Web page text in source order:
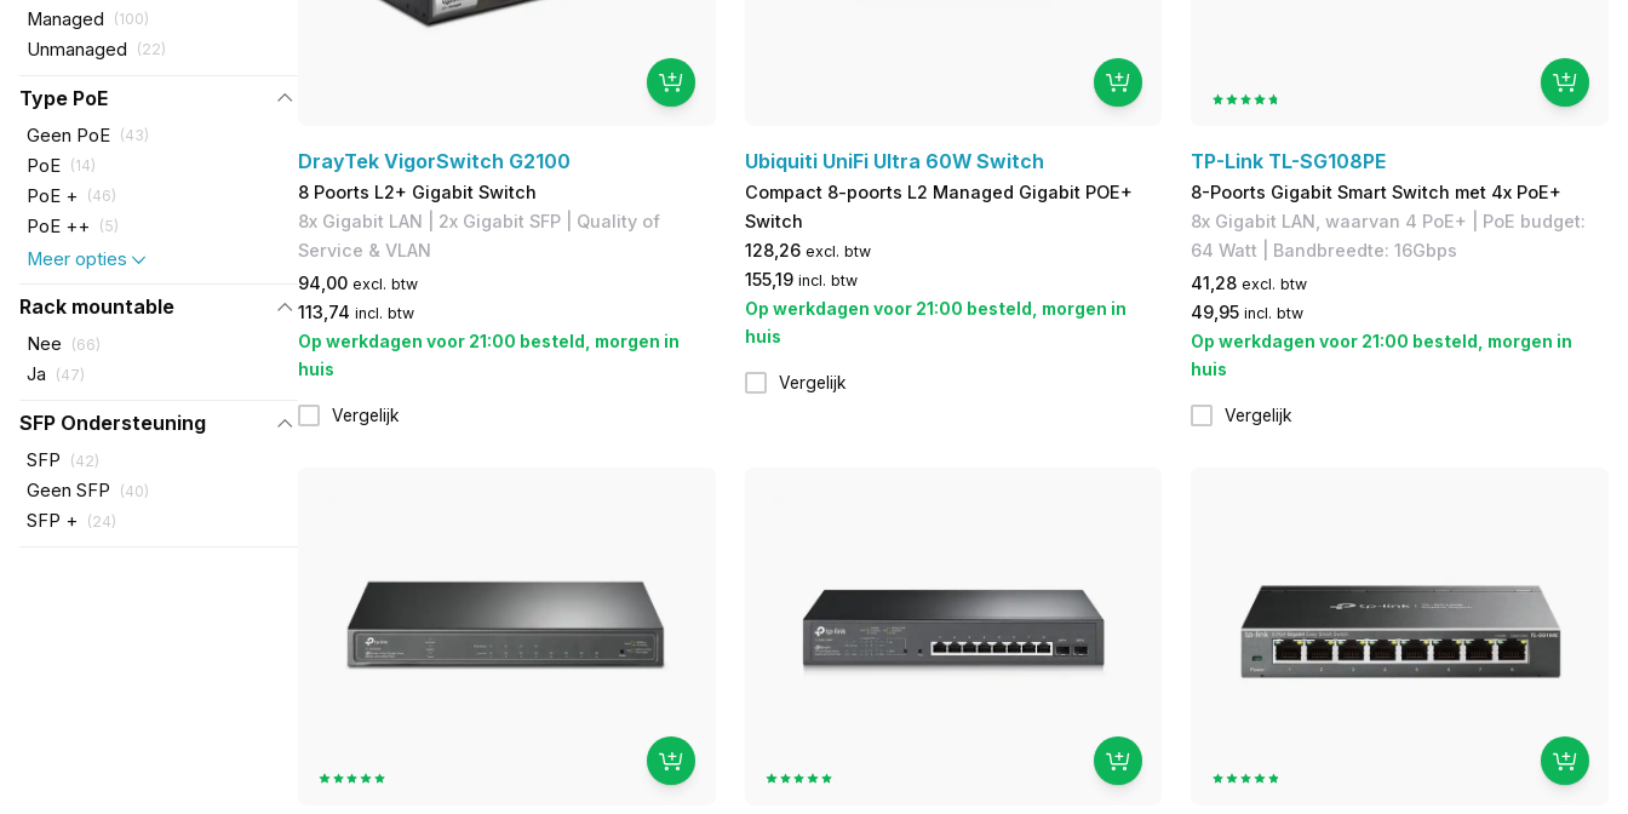
Managed (100)
Unmanaged (22)
Type PoE
Geen PoE (43)
PoE (14)
PoE + (46)
PoE ++ (5)
Meer opties
Rack mountable
Nee (66)
Ja (47)
SFP Ondersteuning
SFP (42)
Geen SFP (40)
SFP + (24)
DrayTek VigorSwitch G2100
8 Poorts L2+ Gigabit Switch
8x Gigabit LAN | 2x Gigabit SFP | Quality of
Service & VLAN
94,00 excl. btw
113,74 incl. btw
Op werkdagen voor 21:00 besteld, morgen in
huis
Vergelijk
Ubiquiti UniFi Ultra 60W Switch
Compact 8-poorts L2 Managed Gigabit POE+
Switch
128,26 excl. btw
155,19 incl. btw
Op werkdagen voor 21:00 besteld, morgen in
huis
Vergelijk
TP-Link TL-SG108PE
8-Poorts Gigabit Smart Switch met 4x PoE+
​8x Gigabit LAN, waarvan 4 PoE+ | PoE budget:
64 Watt | Bandbreedte: 16Gbps
41,28 excl. btw
49,95 incl. btw
Op werkdagen voor 21:00 besteld, morgen in
huis
Vergelijk